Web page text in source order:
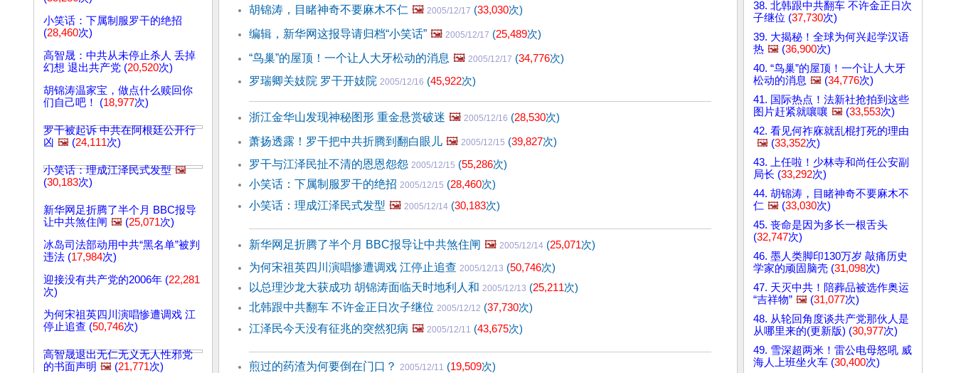
小笑话：下属制服罗干的绝招
(28,460次)
高智晟：中共从未停止杀人 丢掉
幻想 退出共产党 (20,520次)
胡锦涛温家宝，做点什么赎回你
们自己吧！ (18,977次)
罗干被起诉 中共在阿根廷公开行
凶 🖼️ (24,111次)
小笑话：理成江泽民式发型 🖼️
(30,183次)
新华网足折腾了半个月 BBC报导
让中共煞住闸 🖼️ (25,071次)
冰岛司法部动用中共“黑名单”被判
违法 (17,984次)
迎接没有共产党的2006年 (22,281
次)
为何宋祖英四川演唱惨遭调戏 江
停止追查 (50,746次)
高智晟退出无仁无义无人性邪党
的书面声明 🖼️ (21,771次)
胡锦涛，目睹神奇不要麻木不仁 🖼️ 2005/12/17 (33,030次)
编辑，新华网这报导请归档“小笑话” 🖼️ 2005/12/17 (25,489次)
“鸟巢”的屋顶！一个让人大牙松动的消息 🖼️ 2005/12/17 (34,776次)
罗瑞卿关妓院 罗干开妓院 2005/12/16 (45,922次)
浙江金华山发现神秘图形 重金悬赏破迷 🖼️ 2005/12/16 (28,530次)
萧扬透露！罗干把中共折腾到翻白眼儿 🖼️ 2005/12/15 (39,827次)
罗干与江泽民扯不清的恩恩怨怨 2005/12/15 (55,286次)
小笑话：下属制服罗干的绝招 2005/12/15 (28,460次)
小笑话：理成江泽民式发型 🖼️ 2005/12/14 (30,183次)
新华网足折腾了半个月 BBC报导让中共煞住闸 🖼️ 2005/12/14 (25,071次)
为何宋祖英四川演唱惨遭调戏 江停止追查 2005/12/13 (50,746次)
以总理沙龙大获成功 胡锦涛面临天时地利人和 2005/12/13 (25,211次)
北韩跟中共翻车 不许金正日次子继位 2005/12/12 (37,730次)
江泽民今天没有征兆的突然犯病 🖼️ 2005/12/11 (43,675次)
煎过的药渣为何要倒在门口？ 2005/12/11 (19,509次)
38. 北韩跟中共翻车 不许金正日次
子继位 (37,730次)
39. 大揭秘！全球为何兴起学汉语
热 🖼️ (36,900次)
40. “鸟巢”的屋顶！一个让人大牙
松动的消息 🖼️ (34,776次)
41. 国际热点！法新社抢拍到这些
图片赶紧就嚷嚷 🖼️ (33,553次)
42. 看见何祚庥就乱棍打死的理由
🖼️ (33,352次)
43. 上任啦！少林寺和尚任公安副
局长 (33,292次)
44. 胡锦涛，目睹神奇不要麻木不
仁 🖼️ (33,030次)
45. 丧命是因为多长一根舌头
(32,747次)
46. 墨人类脚印130万岁 敲痛历史
学家的顽固脑壳 (31,098次)
47. 天灭中共！陪葬品被选作奥运
“吉祥物” 🖼️ (31,077次)
48. 从轮回角度谈共产党那伙人是
从哪里来的(更新版) (30,977次)
49. 雪深超两米！雷公电母怒吼 威
海人上班坐火车 (30,400次)